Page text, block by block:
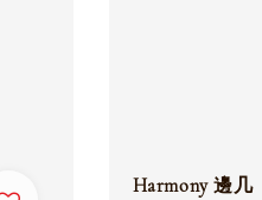
Harmony 邊几